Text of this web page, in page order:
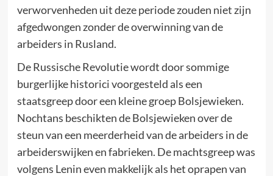
verworvenheden uit deze periode zouden niet zijn
afgedwongen zonder de overwinning van de
arbeiders in Rusland.
De Russische Revolutie wordt door sommige
burgerlijke historici voorgesteld als een
staatsgreep door een kleine groep Bolsjewieken.
Nochtans beschikten de Bolsjewieken over de
steun van een meerderheid van de arbeiders in de
arbeiderswijken en fabrieken. De machtsgreep was
volgens Lenin even makkelijk als het oprapen van